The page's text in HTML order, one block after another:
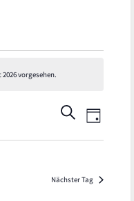
vorgesehen.
Suche
und
SUCHE
TAG
Nächster Tag